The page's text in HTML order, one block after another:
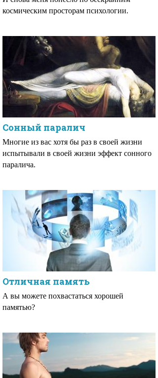
космическим просторам психологии.
Сонный паралич
Многие из вас хотя бы раз в своей жизни
испытывали в своей жизни эффект сонного
паралича.
Отличная память
А вы можете похвастаться хорошей
памятью?